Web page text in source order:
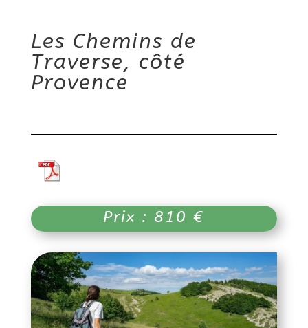
Les Chemins de
Traverse, côté
Provence
Prix : 810 €